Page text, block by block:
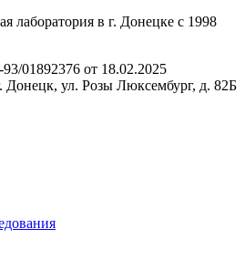
лаборатория в г. Донецке с 1998
01892376 от 18.02.2025
ул. Розы Люксембург, д. 82Б